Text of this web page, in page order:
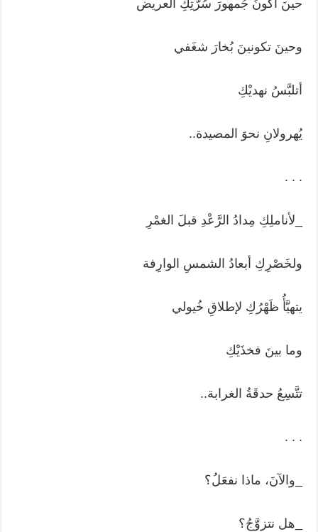
حينَ أكونُ جُمهورَ سُرَّتِكِ العريض
وحينَ تكونينَ بُخارَ شغَفي
أتلبَّسُ نهديْكِ
يُهرولانِ نحوَ المصيدة..
. . .
_لأناملِكِ مِدادُ الرَّعْدِ قبلَ الغمْرِ
ولخَصْرِكِ أبعادُ الشمسِ الوارِفة
يتهيَّأُ ظَهْرُكِ لإطلاقِ خُيولي
وما بينَ فخذَيْكِ
تتَّسِعُ حدقَةُ الغرابة..
. . .
_والآنَ، ماذا نفعَلُ؟
_هل نتزوَّجُ؟